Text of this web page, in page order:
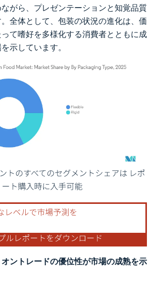
がら、プレゼンテーションと知覚品質
全体として、包装の状況の進化は、価
て嗜好を多様化する消費者とともに成
示しています。
。再利用にはCC BY 4.0の表示が必要です。
ントレードの優位性が市場の成熟を示